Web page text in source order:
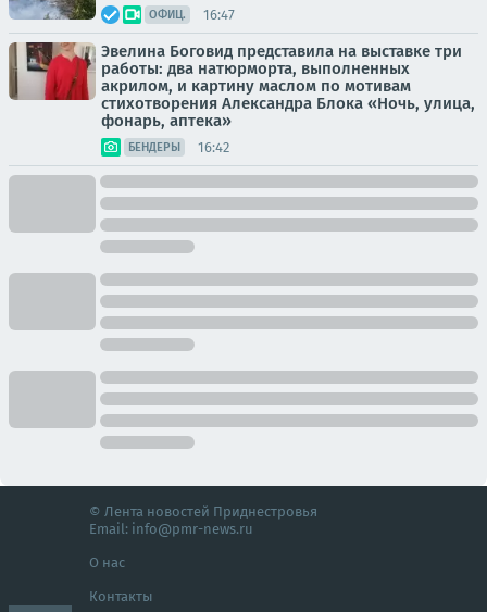
ОФИЦ. 16:47
Эвелина Боговид представила на выставке три
работы: два натюрморта, выполненных
акрилом, и картину маслом по мотивам
стихотворения Александра Блока «Ночь, улица,
фонарь, аптека»
БЕНДЕРЫ 16:42
© Лента новостей Приднестровья
Email: info@pmr-news.ru
О нас
Контакты